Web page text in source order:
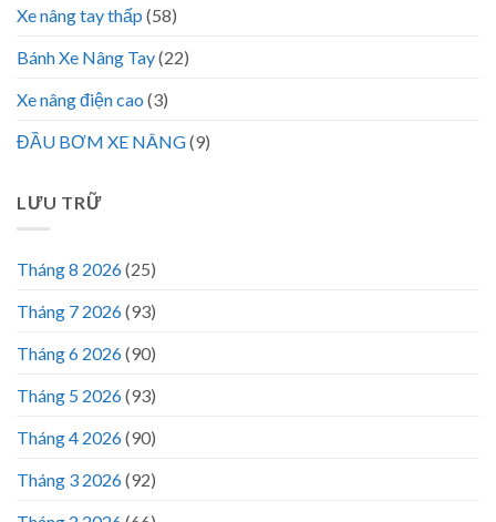
Xe nâng tay thấp (58)
Bánh Xe Nâng Tay(22)
Xe nâng điện cao (3)
ĐẦU BƠM XE NÂNG(9)
LƯU TRỮ
Tháng 8 2026(25)
Tháng 7 2026(93)
Tháng 6 2026(90)
Tháng 5 2026(93)
Tháng 4 2026(90)
Tháng 3 2026(92)